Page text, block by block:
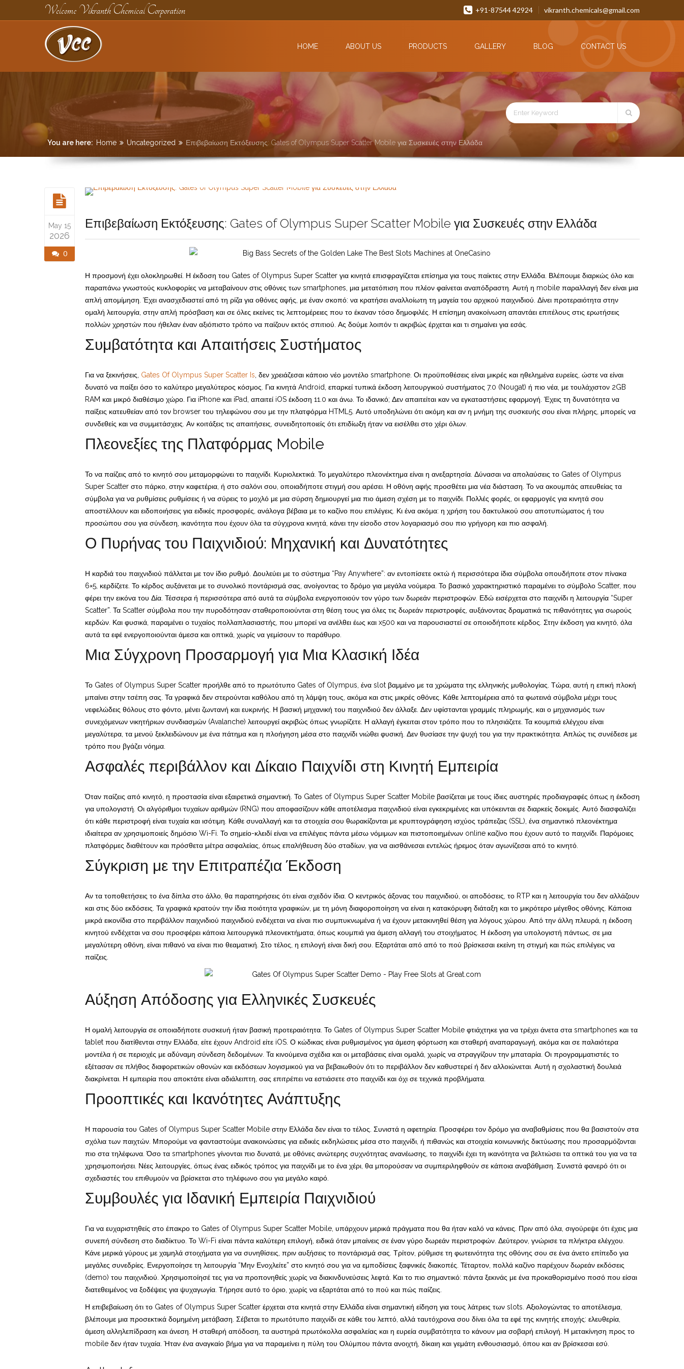
Welcome Vikranth Chemical Corporation +91-87544 42924 vikranth.chemicals@gmail.com
HOME ABOUT US PRODUCTS GALLERY BLOG CONTACT US
You are here: Home Uncategorized Επιβεβαίωση Εκτόξευσης: Gates of Olympus Super Scatter Mobile για Συσκευές στην Ελλάδα
May 15
2026
0
Επιβεβαίωση Εκτόξευσης: Gates of Olympus Super Scatter Mobile για Συσκευές στην Ελλάδα
Η προσμονή έχει ολοκληρωθεί. Η έκδοση του Gates of Olympus Super Scatter για κινητά επισφραγίζεται επίσημα για τους παίκτες στην Ελλάδα. Βλέπουμε διαρκώς όλο και
παραπάνω γνωστούς κυκλοφορίες να μεταβαίνουν στις οθόνες των smartphones, μια μετατόπιση που πλέον φαίνεται αναπόδραστη. Αυτή η mobile παραλλαγή δεν είναι μια
απλή απομίμηση. Έχει ανασχεδιαστεί από τη ρίζα για οθόνες αφής, με έναν σκοπό: να κρατήσει αναλλοίωτη τη μαγεία του αρχικού παιχνιδιού. Δίνει προτεραιότητα στην
ομαλή λειτουργία, στην απλή πρόσβαση και σε όλες εκείνες τις λεπτομέρειες που το έκαναν τόσο δημοφιλές. Η επίσημη ανακοίνωση απαντάει επιτέλους στις ερωτήσεις
πολλών χρηστών που ήθελαν έναν αξιόπιστο τρόπο να παίζουν εκτός σπιτιού. Ας δούμε λοιπόν τι ακριβώς έρχεται και τι σημαίνει για εσάς.
Συμβατότητα και Απαιτήσεις Συστήματος
Για να ξεκινήσεις, Gates Of Olympus Super Scatter Is , δεν χρειάζεσαι κάποιο νέο μοντέλο smartphone. Οι προϋποθέσεις είναι μικρές και ηθελημένα ευρείες, ώστε να είναι
δυνατό να παίξει όσο το καλύτερο μεγαλύτερος κόσμος. Για κινητά Android, επαρκεί τυπικά έκδοση λειτουργικού συστήματος 7.0 (Nougat) ή πιο νέα, με τουλάχιστον 2GB
RAM και μικρό διαθέσιμο χώρο. Για iPhone και iPad, απαιτεί iOS έκδοση 11.0 και άνω. Το ιδανικό; Δεν απαιτείται καν να εγκαταστήσεις εφαρμογή. Έχεις τη δυνατότητα να
παίξεις κατευθείαν από τον browser του τηλεφώνου σου με την πλατφόρμα HTML5. Αυτό υποδηλώνει ότι ακόμη και αν η μνήμη της συσκευής σου είναι πλήρης, μπορείς να
συνδεθείς και να συμμετάσχεις. Αν κοιτάξεις τις απαιτήσεις, συνειδητοποιείς ότι επιδίωξη ήταν να εισέλθει στο χέρι όλων.
Πλεονεξίες της Πλατφόρμας Mobile
Το να παίζεις από το κινητό σου μεταμορφώνει το παιχνίδι. Κυριολεκτικά. Το μεγαλύτερο πλεονέκτημα είναι η ανεξαρτησία. Δύνασαι να απολαύσεις το Gates of Olympus
Super Scatter στο πάρκο, στην καφετέρια, ή στο σαλόνι σου, οποιαδήποτε στιγμή σου αρέσει. Η οθόνη αφής προσθέτει μια νέα διάσταση. Το να ακουμπάς απευθείας τα
σύμβολα για να ρυθμίσεις ρυθμίσεις ή να σύρεις το μοχλό με μια σύρση δημιουργεί μια πιο άμεση σχέση με το παιχνίδι. Πολλές φορές, οι εφαρμογές για κινητά σου
αποστέλλουν και ειδοποιήσεις για ειδικές προσφορές, ανάλογα βέβαια με το καζίνο που επιλέγεις. Κι ένα ακόμα: η χρήση του δακτυλικού σου αποτυπώματος ή του
προσώπου σου για σύνδεση, ικανότητα που έχουν όλα τα σύγχρονα κινητά, κάνει την είσοδο στον λογαριασμό σου πιο γρήγορη και πιο ασφαλή.
Ο Πυρήνας του Παιχνιδιού: Μηχανική και Δυνατότητες
Η καρδιά του παιχνιδιού πάλλεται με τον ίδιο ρυθμό. Δουλεύει με το σύστημα “Pay Anywhere”: αν εντοπίσετε οκτώ ή περισσότερα ίδια σύμβολα οπουδήποτε στον πίνακα
6×5, κερδίζετε. Το κέρδος αυξάνεται με το συνολικό ποντάρισμά σας, ανοίγοντας το δρόμο για μεγάλα νούμερα. Το βασικό χαρακτηριστικό παραμένει το σύμβολο Scatter, που
φέρει την εικόνα του Δία. Τέσσερα ή περισσότερα από αυτά τα σύμβολα ενεργοποιούν τον γύρο των δωρεάν περιστροφών. Εδώ εισέρχεται στο παιχνίδι η λειτουργία “Super
Scatter”. Τα Scatter σύμβολα που την πυροδότησαν σταθεροποιούνται στη θέση τους για όλες τις δωρεάν περιστροφές, αυξάνοντας δραματικά τις πιθανότητες για σωρούς
κερδών. Και φυσικά, παραμένει ο τυχαίος πολλαπλασιαστής, που μπορεί να ανέλθει έως και x500 και να παρουσιαστεί σε οποιοδήποτε κέρδος. Στην έκδοση για κινητό, όλα
αυτά τα εφέ ενεργοποιούνται άμεσα και οπτικά, χωρίς να γεμίσουν το παράθυρο.
Μια Σύγχρονη Προσαρμογή για Μια Κλασική Ιδέα
Το Gates of Olympus Super Scatter προήλθε από το πρωτότυπο Gates of Olympus, ένα slot βαμμένο με τα χρώματα της ελληνικής μυθολογίας. Τώρα, αυτή η επική πλοκή
μπαίνει στην τσέπη σας. Τα γραφικά δεν στερούνται καθόλου από τη λάμψη τους, ακόμα και στις μικρές οθόνες. Κάθε λεπτομέρεια από τα φωτεινά σύμβολα μέχρι τους
νεφελώδεις θόλους στο φόντο, μένει ζωντανή και ευκρινής. Η βασική μηχανική του παιχνιδιού δεν άλλαξε. Δεν υφίστανται γραμμές πληρωμής, και ο μηχανισμός των
συνεχόμενων νικητήριων συνδιασμών (Avalanche) λειτουργεί ακριβώς όπως γνωρίζετε. Η αλλαγή έγκειται στον τρόπο που το πλησιάζετε. Τα κουμπιά ελέγχου είναι
μεγαλύτερα, τα μενού ξεκλειδώνουν με ένα πάτημα και η πλοήγηση μέσα στο παιχνίδι νιώθει φυσική. Δεν θυσίασε την ψυχή του για την πρακτικότητα. Απλώς τις συνέδεσε με
τρόπο που βγάζει νόημα.
Ασφαλές περιβάλλον και Δίκαιο Παιχνίδι στη Κινητή Εμπειρία
Όταν παίζεις από κινητό, η προστασία είναι εξαιρετικά σημαντική. Το Gates of Olympus Super Scatter Mobile βασίζεται με τους ίδιες αυστηρές προδιαγραφές όπως η έκδοση
για υπολογιστή. Οι αλγόριθμοι τυχαίων αριθμών (RNG) που αποφασίζουν κάθε αποτέλεσμα παιχνιδιού είναι εγκεκριμένες και υπόκεινται σε διαρκείς δοκιμές. Αυτό διασφαλίζει
ότι κάθε περιστροφή είναι τυχαία και ισότιμη. Κάθε συναλλαγή και τα στοιχεία σου θωρακίζονται με κρυπτογράφηση ισχύος τράπεζας (SSL), ένα σημαντικό πλεονέκτημα
ιδιαίτερα αν χρησιμοποιείς δημόσιο Wi-Fi. Το σημείο-κλειδί είναι να επιλέγεις πάντα μέσω νόμιμων και πιστοποιημένων online καζίνο που έχουν αυτό το παιχνίδι. Παρόμοιες
πλατφόρμες διαθέτουν και πρόσθετα μέτρα ασφαλείας, όπως επαλήθευση δύο σταδίων, για να αισθάνεσαι εντελώς ήρεμος όταν αγωνίζεσαι από το κινητό.
Σύγκριση με την Επιτραπέζια Έκδοση
Αν τα τοποθετήσεις το ένα δίπλα στο άλλο, θα παρατηρήσεις ότι είναι σχεδόν ίδια. Ο κεντρικός άξονας του παιχνιδιού, οι αποδόσεις, το RTP και η λειτουργία του δεν αλλάζουν
και στις δύο εκδόσεις. Τα γραφικά κρατούν την ίδια ποιότητα γραφικών, με τη μόνη διαφοροποίηση να είναι η κατακόρυφη διάταξη και το μικρότερο μέγεθος οθόνης. Κάποια
μικρά εικονίδια στο περιβάλλον παιχνιδιού παιχνιδιού ενδέχεται να είναι πιο συμπυκνωμένα ή να έχουν μετακινηθεί θέση για λόγους χώρου. Από την άλλη πλευρά, η έκδοση
κινητού ενδέχεται να σου προσφέρει κάποια λειτουργικά πλεονεκτήματα, όπως κουμπιά για άμεση αλλαγή του στοιχήματος. Η έκδοση για υπολογιστή πάντως, σε μια
μεγαλύτερη οθόνη, είναι πιθανό να είναι πιο θεαματική. Στο τέλος, η επιλογή είναι δική σου. Εξαρτάται από από το πού βρίσκεσαι εκείνη τη στιγμή και πώς επιλέγεις να
παίζεις.
Αύξηση Απόδοσης για Ελληνικές Συσκευές
Η ομαλή λειτουργία σε οποιαδήποτε συσκευή ήταν βασική προτεραιότητα. Το Gates of Olympus Super Scatter Mobile φτιάχτηκε για να τρέχει άνετα στα smartphones και τα
tablet που διατίθενται στην Ελλάδα, είτε έχουν Android είτε iOS. Ο κώδικας είναι ρυθμισμένος για άμεση φόρτωση και σταθερή αναπαραγωγή, ακόμα και σε παλαιότερα
μοντέλα ή σε περιοχές με αδύναμη σύνδεση δεδομένων. Τα κινούμενα σχέδια και οι μεταβάσεις είναι ομαλά, χωρίς να στραγγίζουν την μπαταρία. Οι προγραμματιστές το
εξέτασαν σε πλήθος διαφορετικών οθονών και εκδόσεων λογισμικού για να βεβαιωθούν ότι το περιβάλλον δεν καθυστερεί ή δεν αλλοιώνεται. Αυτή η σχολαστική δουλειά
διακρίνεται. Η εμπειρία που αποκτάτε είναι αδιάλειπτη, σας επιτρέπει να εστιάσετε στο παιχνίδι και όχι σε τεχνικά προβλήματα.
Προοπτικές και Ικανότητες Ανάπτυξης
Η παρουσία του Gates of Olympus Super Scatter Mobile στην Ελλάδα δεν είναι το τέλος. Συνιστά η αφετηρία. Προσφέρει τον δρόμο για αναβαθμίσεις που θα βασιστούν στα
σχόλια των παιχτών. Μπορούμε να φανταστούμε ανακοινώσεις για ειδικές εκδηλώσεις μέσα στο παιχνίδι, ή πιθανώς και στοιχεία κοινωνικής δικτύωσης που προσαρμόζονται
πιο στα τηλέφωνα. Όσο τα smartphones γίνονται πιο δυνατά, με οθόνες ανώτερης συχνότητας ανανέωσης, το παιχνίδι έχει τη ικανότητα να βελτιώσει τα οπτικά του για να τα
χρησιμοποιήσει. Νέες λειτουργίες, όπως ένας ειδικός τρόπος για παιχνίδι με το ένα χέρι, θα μπορούσαν να συμπεριληφθούν σε κάποια αναβάθμιση. Συνιστά φανερό ότι οι
σχεδιαστές του επιθυμούν να βρίσκεται στο τηλέφωνο σου για μεγάλο καιρό.
Συμβουλές για Ιδανική Εμπειρία Παιχνιδιού
Για να ευχαριστηθείς στο έπακρο το Gates of Olympus Super Scatter Mobile, υπάρχουν μερικά πράγματα που θα ήταν καλό να κάνεις. Πριν από όλα, σιγούρεψε ότι έχεις μια
συνεπή σύνδεση στο διαδίκτυο. Το Wi-Fi είναι πάντα καλύτερη επιλογή, ειδικά όταν μπαίνεις σε έναν γύρο δωρεάν περιστροφών. Δεύτερον, γνώρισε τα πλήκτρα ελέγχου.
Κάνε μερικά γύρους με χαμηλά στοιχήματα για να συνηθίσεις, πριν αυξήσεις το ποντάρισμά σας. Τρίτον, ρύθμισε τη φωτεινότητα της οθόνης σου σε ένα άνετο επίπεδο για
μεγάλες συνεδρίες. Ενεργοποίησε τη λειτουργία “Μην Ενοχλείτε” στο κινητό σου για να εμποδίσεις ξαφνικές διακοπές. Τέταρτον, πολλά καζίνο παρέχουν δωρεάν εκδόσεις
(demo) του παιχνιδιού. Χρησιμοποίησέ τες για να προπονηθείς χωρίς να διακινδυνεύσεις λεφτά. Και το πιο σημαντικό: πάντα ξεκινάς με ένα προκαθορισμένο ποσό που είσαι
διατεθειμένος να ξοδέψεις για ψυχαγωγία. Τήρησε αυτό το όριο, χωρίς να εξαρτάται από το πού και πώς παίζεις.
Η επιβεβαίωση ότι το Gates of Olympus Super Scatter έρχεται στα κινητά στην Ελλάδα είναι σημαντική είδηση για τους λάτρεις των slots. Αξιολογώντας το αποτέλεσμα,
βλέπουμε μια προσεκτικά δομημένη μετάβαση. Σέβεται το πρωτότυπο παιχνίδι σε κάθε του λεπτό, αλλά ταυτόχρονα σου δίνει όλα τα εφέ της κινητής εποχής: ελευθερία,
άμεση αλληλεπίδραση και άνεση. Η σταθερή απόδοση, τα αυστηρά πρωτόκολλα ασφαλείας και η ευρεία συμβατότητα το κάνουν μια σοβαρή επιλογή. Η μετακίνηση προς το
mobile δεν ήταν τυχαία. Ήταν ένα αναγκαίο βήμα για να παραμείνει η πύλη του Ολύμπου πάντα ανοιχτή, δίκαιη και γεμάτη ενθουσιασμό, όπου και αν βρίσκεσαι εσύ.